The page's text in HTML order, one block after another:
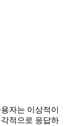
자는 이상적이
적으로 응답하